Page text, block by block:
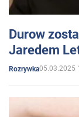
Durow
Jaredem
Rozrywka05.03.2025